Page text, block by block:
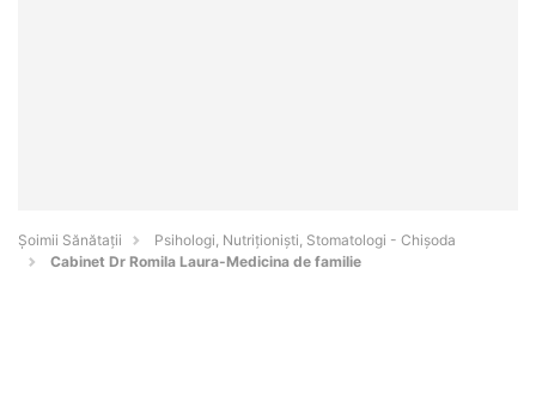
Şoimii Sănătații
Psihologi, Nutriționiști, Stomatologi - Chişoda
Cabinet Dr Romila Laura-Medicina de familie